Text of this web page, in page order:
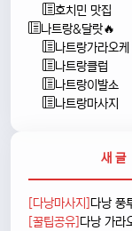
호치민 맛집
나트랑&달랏🔥
나트랑가라오케
나트랑클럽
나트랑이발소
나트랑마사지
새 글
[다낭마사지]다낭 풍
[꿀팁공유]다낭 가라